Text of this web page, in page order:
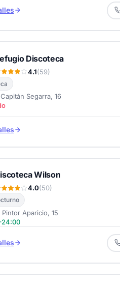
Discoteca
4.1(59)
Segarra, 16
Wilson
4.0(50)
Aparicio, 15